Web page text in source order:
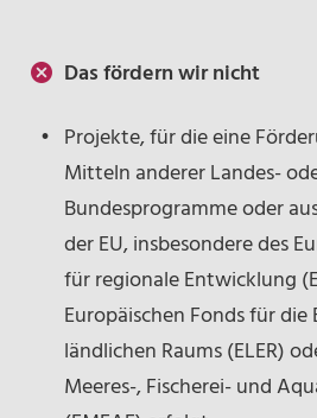
Das fördern wir nicht
Projekte, für die eine
Mitteln anderer Landes-
Bundesprogramme oder
der EU, insbesondere des
für regionale Entwicklung
Europäischen Fonds für
ländlichen Raums (ELER)
Meeres-, Fischerei- und